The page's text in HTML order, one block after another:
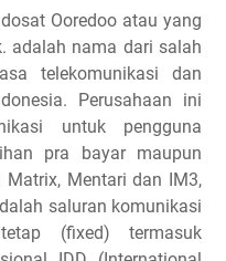
Ooredoo atau yang
adalah nama dari salah
telekomunikasi dan
Perusahaan ini
untuk pengguna
pra bayar maupun
Matrix, Mentari dan IM3,
saluran komunikasi
(fixed) termasuk